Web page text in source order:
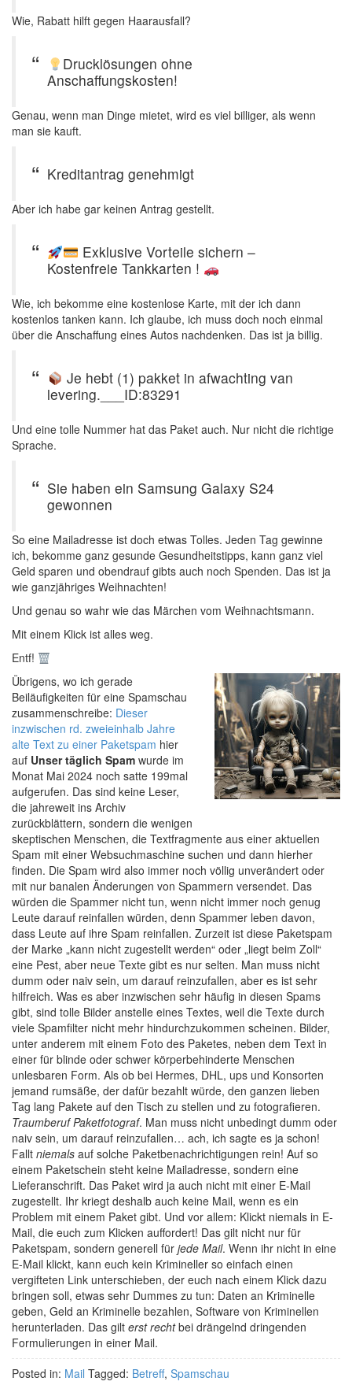
Wie, Rabatt hilft gegen Haarausfall?
Drucklösungen ohne
Anschaffungskosten!
Genau, wenn man Dinge mietet, wird es viel billiger, als wenn
man sie kauft.
Kreditantrag genehmigt
Aber ich habe gar keinen Antrag gestellt.
Exklusive Vorteile sichern –
Kostenfreie Tankkarten !
Wie, ich bekomme eine kostenlose Karte, mit der ich dann
kostenlos tanken kann. Ich glaube, ich muss doch noch einmal
über die Anschaffung eines Autos nachdenken. Das ist ja billig.
Je hebt (1) pakket in afwachting van
levering.___ID:83291
Und eine tolle Nummer hat das Paket auch. Nur nicht die richtige
Sprache.
Sie haben ein Samsung Galaxy S24
gewonnen
So eine Mailadresse ist doch etwas Tolles. Jeden Tag gewinne
ich, bekomme ganz gesunde Gesundheitstipps, kann ganz viel
Geld sparen und obendrauf gibts auch noch Spenden. Das ist ja
wie ganzjähriges Weihnachten!
Und genau so wahr wie das Märchen vom Weihnachtsmann.
Mit einem Klick ist alles weg.
Entf!
Übrigens, wo ich gerade
Beiläufigkeiten für eine Spamschau
zusammenschreibe: Dieser
inzwischen rd. zweieinhalb Jahre
alte Text zu einer Paketspam hier
auf Unser täglich Spam wurde im
Monat Mai 2024 noch satte 199mal
aufgerufen. Das sind keine Leser,
die jahreweit ins Archiv
zurückblättern, sondern die wenigen
skeptischen Menschen, die Textfragmente aus einer aktuellen
Spam mit einer Websuchmaschine suchen und dann hierher
finden. Die Spam wird also immer noch völlig unverändert oder
mit nur banalen Änderungen von Spammern versendet. Das
würden die Spammer nicht tun, wenn nicht immer noch genug
Leute darauf reinfallen würden, denn Spammer leben davon,
dass Leute auf ihre Spam reinfallen. Zurzeit ist diese Paketspam
der Marke „kann nicht zugestellt werden“ oder „liegt beim Zoll“
eine Pest, aber neue Texte gibt es nur selten. Man muss nicht
dumm oder naiv sein, um darauf reinzufallen, aber es ist sehr
hilfreich. Was es aber inzwischen sehr häufig in diesen Spams
gibt, sind tolle Bilder anstelle eines Textes, weil die Texte durch
viele Spamfilter nicht mehr hindurchzukommen scheinen. Bilder,
unter anderem mit einem Foto des Paketes, neben dem Text in
einer für blinde oder schwer körperbehinderte Menschen
unlesbaren Form. Als ob bei Hermes, DHL, ups und Konsorten
jemand rumsäße, der dafür bezahlt würde, den ganzen lieben
Tag lang Pakete auf den Tisch zu stellen und zu fotografieren.
Traumberuf Paketfotograf. Man muss nicht unbedingt dumm oder
naiv sein, um darauf reinzufallen… ach, ich sagte es ja schon!
Fallt niemals auf solche Paketbenachrichtigungen rein! Auf so
einem Paketschein steht keine Mailadresse, sondern eine
Lieferanschrift. Das Paket wird ja auch nicht mit einer E-Mail
zugestellt. Ihr kriegt deshalb auch keine Mail, wenn es ein
Problem mit einem Paket gibt. Und vor allem: Klickt niemals in E-
Mail, die euch zum Klicken auffordert! Das gilt nicht nur für
Paketspam, sondern generell für jede Mail. Wenn ihr nicht in eine
E-Mail klickt, kann euch kein Krimineller so einfach einen
vergifteten Link unterschieben, der euch nach einem Klick dazu
bringen soll, etwas sehr Dummes zu tun: Daten an Kriminelle
geben, Geld an Kriminelle bezahlen, Software von Kriminellen
herunterladen. Das gilt erst rechtbei drängelnd dringenden
Formulierungen in einer Mail.
Posted in: Mail Tagged: Betreff, Spamschau